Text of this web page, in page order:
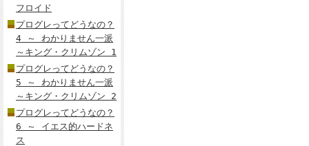
フロイド
プログレってどうなの？
4 ～ わかりません一派
～キング・クリムゾン 1
プログレってどうなの？
5 ～ わかりません一派
～キング・クリムゾン 2
プログレってどうなの？
6 ～ イエス的ハードネ
ス